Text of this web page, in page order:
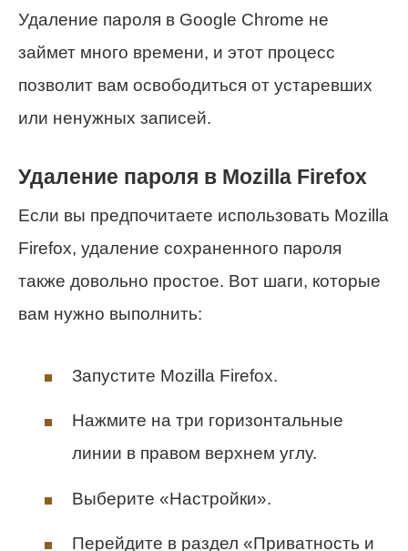
Удаление пароля в Google Chrome не
займет много времени, и этот процесс
позволит вам освободиться от устаревших
или ненужных записей.
Удаление пароля в Mozilla Firefox
Если вы предпочитаете использовать Mozilla
Firefox, удаление сохраненного пароля
также довольно простое. Вот шаги, которые
вам нужно выполнить:
Запустите Mozilla Firefox.
Нажмите на три горизонтальные
линии в правом верхнем углу.
Выберите «Настройки».
Перейдите в раздел «Приватность и